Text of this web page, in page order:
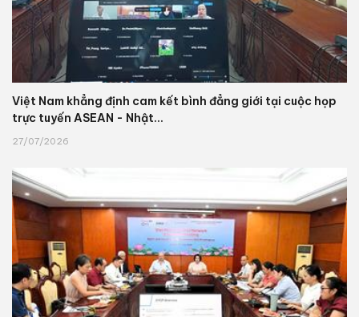
Việt Nam khẳng định cam kết bình đẳng giới tại cuộc họp
trực tuyến ASEAN - Nhật...
27/07/2026